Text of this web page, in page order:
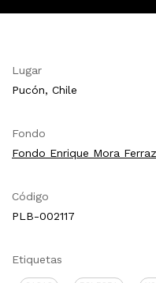
Lugar
Pucón, Chile
Fondo
Fondo Enrique Mora Ferraz
Código
PLB-002117
Etiquetas